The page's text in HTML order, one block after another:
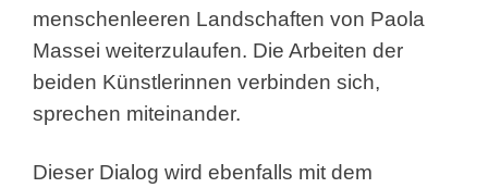
menschenleeren Landschaften von Paola
Massei weiterzulaufen. Die Arbeiten der
beiden Künstlerinnen verbinden sich,
sprechen miteinander.
Dieser Dialog wird ebenfalls mit dem